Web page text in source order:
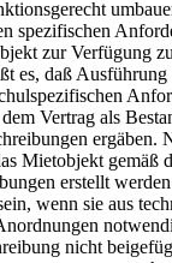
spezifischen
zur Verfügung
es, daß
Vertrag als
ergäben.
Mietobjekt gemäß
erstellt
wenn sie aus
nicht